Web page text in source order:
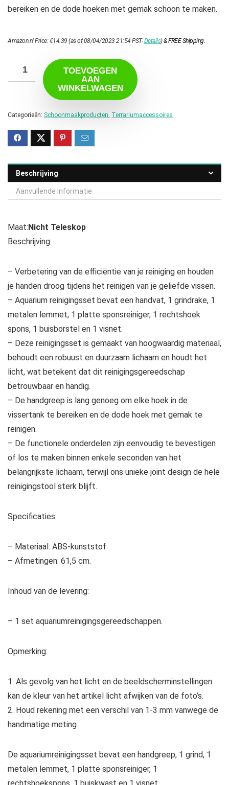
bereiken en de dode hoeken met gemak schoon te maken.
Amazon.nl Price:€14.39 (as of 08/04/2023 21:54 PST-Details)&FREE Shipping.
TOEVOEGEN
AAN
WINKELWAGEN
Categorieën: Schoonmaakproducten Terrariumaccessoires
Beschrijving
Aanvullende informatie
Maat:Nicht Teleskop
Beschrijving:
– Verbetering van de efficiëntie van je reiniging en houden
je handen droog tijdens het reinigen van je geliefde vissen.
– Aquarium reinigingsset bevat een handvat, 1 grindrake, 1
metalen lemmet, 1 platte sponsreiniger, 1 rechtshoek
spons, 1 buisborstel en 1 visnet.
– Deze reinigingsset is gemaakt van hoogwaardig materiaal,
behoudt een robuust en duurzaam lichaam en houdt het
licht, wat betekent dat dit reinigingsgereedschap
betrouwbaar en handig.
– De handgreep is lang genoeg om elke hoek in de
vissertank te bereiken en de dode hoek met gemak te
reinigen.
– De functionele onderdelen zijn eenvoudig te bevestigen
of los te maken binnen enkele seconden van het
belangrijkste lichaam, terwijl ons unieke joint design de hele
reinigingstool sterk blijft.
Specificaties:
– Materiaal: ABS-kunststof.
– Afmetingen: 61,5 cm.
Inhoud van de levering:
– 1 set aquariumreinigingsgereedschappen.
Opmerking:
1. Als gevolg van het licht en de beeldscherminstellingen
kan de kleur van het artikel licht afwijken van de foto’s.
2. Houd rekening met een verschil van 1-3 mm vanwege de
handmatige meting.
De aquariumreinigingsset bevat een handgreep, 1 grind, 1
metalen lemmet, 1 platte sponsreiniger, 1
rechtshoekspons, 1 buiskwast en 1 visnet.